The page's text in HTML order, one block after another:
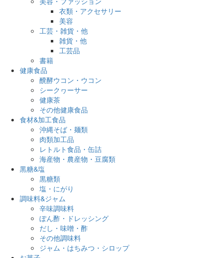
衣類・アクセサリー
美容
工芸・雑貨・他
雑貨・他
工芸品
書籍
健康食品
醗酵ウコン・ウコン
シークヮーサー
健康茶
その他健康食品
食材&加工食品
沖縄そば・麺類
肉類加工品
レトルト食品・缶詰
海産物・農産物・豆腐類
黒糖&塩
黒糖類
塩・にがり
調味料&ジャム
辛味調味料
ぽん酢・ドレッシング
だし・味噌・酢
その他調味料
ジャム・はちみつ・シロップ